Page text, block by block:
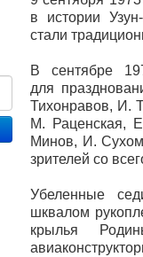
в истории
стали
В сентябре
для
Тихонравов, И.
М. Раценская,
Минов, И.
зрителей со
Убеленные
шквалом
крылья